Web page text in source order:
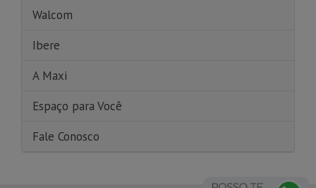
Walcom
Ibere
A Maxi
Espaço para Você
Fale Conosco